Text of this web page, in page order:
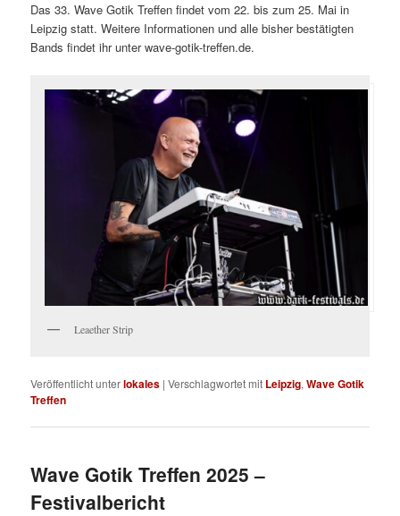
Das 33. Wave Gotik Treffen findet vom 22. bis zum 25. Mai in
Leipzig statt. Weitere Informationen und alle bisher bestätigten
Bands findet ihr unter wave-gotik-treffen.de.
Leaether Strip
Veröffentlicht unterlokales |Verschlagwortet mit Leipzig,Wave Gotik
Treffen
Wave Gotik Treffen 2025 –
Festivalbericht